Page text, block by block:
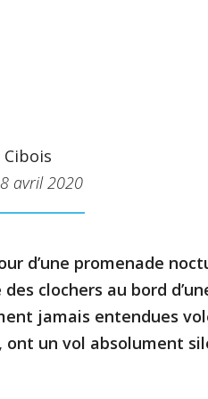
Cibois
avril 2020
d’une promenade
clochers au bord
jamais entendues
un vol absolument